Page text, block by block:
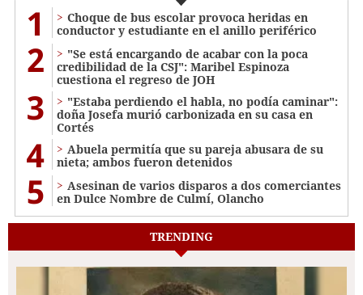
1
Choque de bus escolar provoca heridas en
conductor y estudiante en el anillo periférico
2
"Se está encargando de acabar con la poca
credibilidad de la CSJ": Maribel Espinoza
cuestiona el regreso de JOH
3
"Estaba perdiendo el habla, no podía caminar":
doña Josefa murió carbonizada en su casa en
Cortés
4
Abuela permitía que su pareja abusara de su
nieta; ambos fueron detenidos
5
Asesinan de varios disparos a dos comerciantes
en Dulce Nombre de Culmí, Olancho
TRENDING